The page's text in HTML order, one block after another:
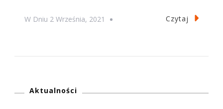
W Dniu 2 Września, 2021 Czytaj
Aktualności